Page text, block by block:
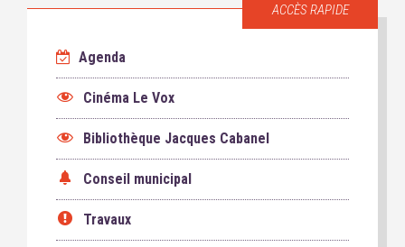
ACCÈS RAPIDE
Agenda
Cinéma Le Vox
Bibliothèque Jacques Cabanel
Conseil municipal
Travaux